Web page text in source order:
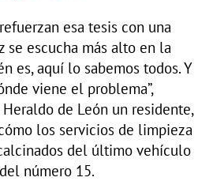
esa tesis con una
se escucha más alto en la
es, aquí lo sabemos todos. Y
viene el problema”,
de León un residente,
los servicios de limpieza
del último vehículo
número 15.